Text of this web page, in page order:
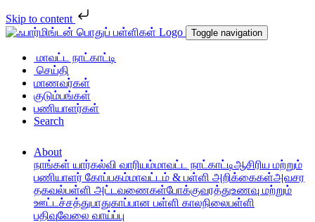
Skip to content
Toggle navigation
மாவட்ட நாட்காட்டி
செய்தி
மாணவர்கள்
குடும்பங்கள்
பணியாளர்கள்
Search
About
நாங்கள் யார்கல்வி வாரியம்மாவட்ட நாட்காட்டிஆசிரிய மற்றும்
பணியாளர் கோப்பகம்மாவட்டம் & பள்ளி அறிக்கைகள்அவசர
தகவல்பள்ளி அட்டவணைகள்போக்குவரத்துஉணவு மற்றும்
ஊட்டச்சத்துபாதுகாப்பான பள்ளி காலநிலைபள்ளி
பதிவுவேலை வாய்ப்பு